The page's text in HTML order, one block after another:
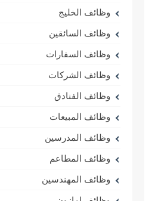
وظائف الخليج
وظائف السائقين
وظائف السفارات
وظائف الشركات
وظائف الفنادق
وظائف المبيعات
وظائف المدرسين
وظائف المطاعم
وظائف المهندسين